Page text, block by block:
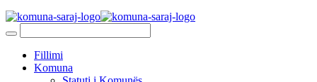
Fillimi
Komuna